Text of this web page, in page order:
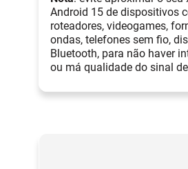
Android 15 de dispositivos
roteadores, videogames,
ondas, telefones sem fio,
Bluetooth, para não haver
ou má qualidade do sinal